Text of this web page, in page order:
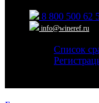
8 800 500 62
info@wineref.ru
Список